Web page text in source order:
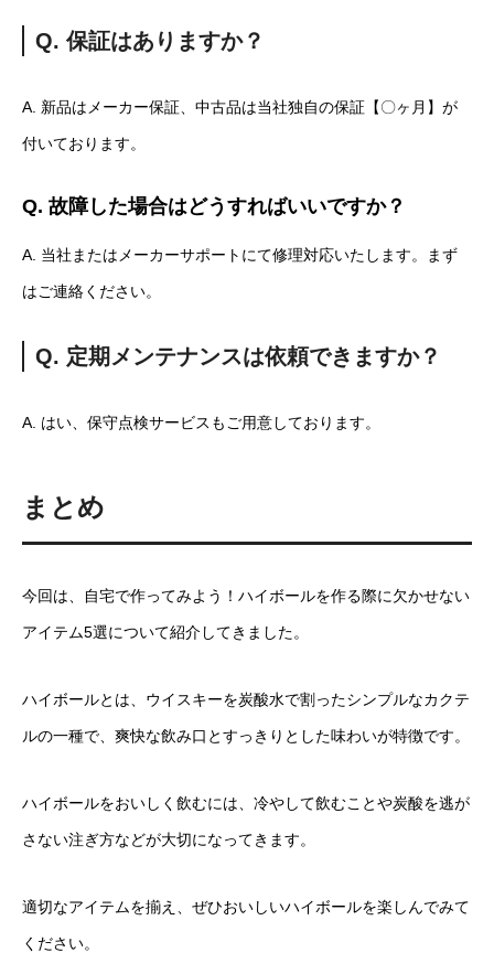
Q. 保証はありますか？
A. 新品はメーカー保証、中古品は当社独自の保証【〇ヶ月】が
付いております。
Q. 故障した場合はどうすればいいですか？
A. 当社またはメーカーサポートにて修理対応いたします。まず
はご連絡ください。
Q. 定期メンテナンスは依頼できますか？
A. はい、保守点検サービスもご用意しております。
まとめ
今回は、自宅で作ってみよう！ハイボールを作る際に欠かせない
アイテム5選について紹介してきました。
ハイボールとは、ウイスキーを炭酸水で割ったシンプルなカクテ
ルの一種で、爽快な飲み口とすっきりとした味わいが特徴です。
ハイボールをおいしく飲むには、冷やして飲むことや炭酸を逃が
さない注ぎ方などが大切になってきます。
適切なアイテムを揃え、ぜひおいしいハイボールを楽しんでみて
ください。